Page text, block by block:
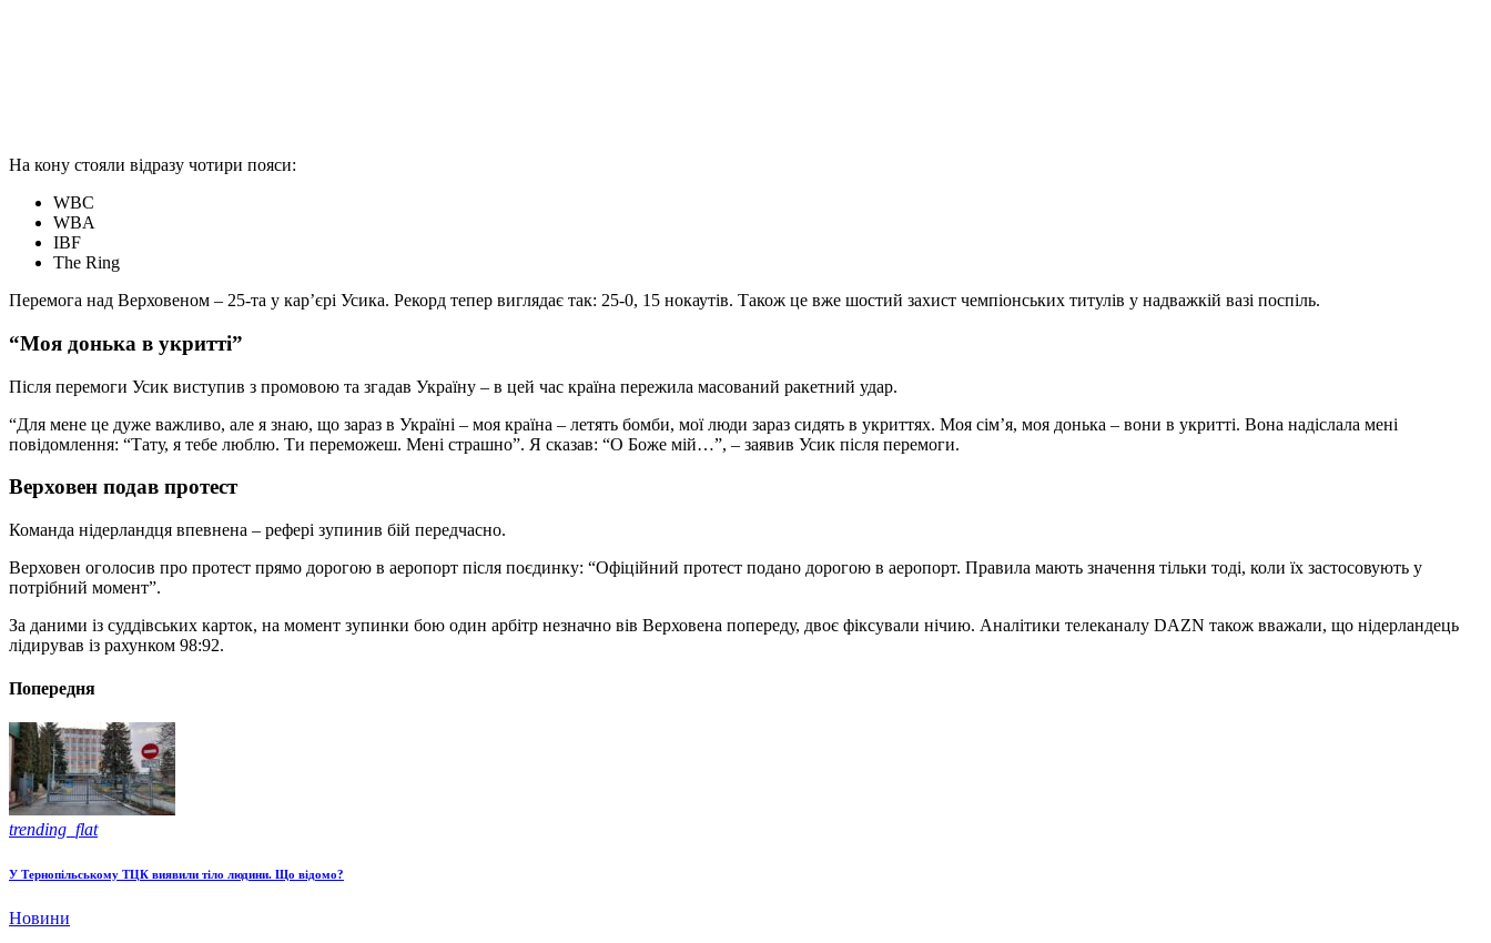
На кону стояли відразу чотири пояси:
WBC
WBA
IBF
The Ring
Перемога над Верховеном – 25-та у кар’єрі Усика. Рекорд тепер виглядає так: 25-0, 15 нокаутів. Також це вже шостий захист чемпіонських титулів у надважкій вазі поспіль.
“Моя донька в укритті”
Після перемоги Усик виступив з промовою та згадав Україну – в цей час країна пережила масований ракетний удар.
“Для мене це дуже важливо, але я знаю, що зараз в Україні – моя країна – летять бомби, мої люди зараз сидять в укриттях. Моя сім’я, моя донька – вони в укритті. Вона надіслала мені
повідомлення: “Тату, я тебе люблю. Ти переможеш. Мені страшно”. Я сказав: “О Боже мій…”, – заявив Усик після перемоги.
Верховен подав протест
Команда нідерландця впевнена – рефері зупинив бій передчасно.
Верховен оголосив про протест прямо дорогою в аеропорт після поєдинку: “Офіційний протест подано дорогою в аеропорт. Правила мають значення тільки тоді, коли їх застосовують у
потрібний момент”.
За даними із суддівських карток, на момент зупинки бою один арбітр незначно вів Верховена попереду, двоє фіксували нічию. Аналітики телеканалу DAZN також вважали, що нідерландець
лідирував із рахунком 98:92.
Попередня
trending_flat
У Тернопільському ТЦК виявили тіло людини. Що відомо?
Новини